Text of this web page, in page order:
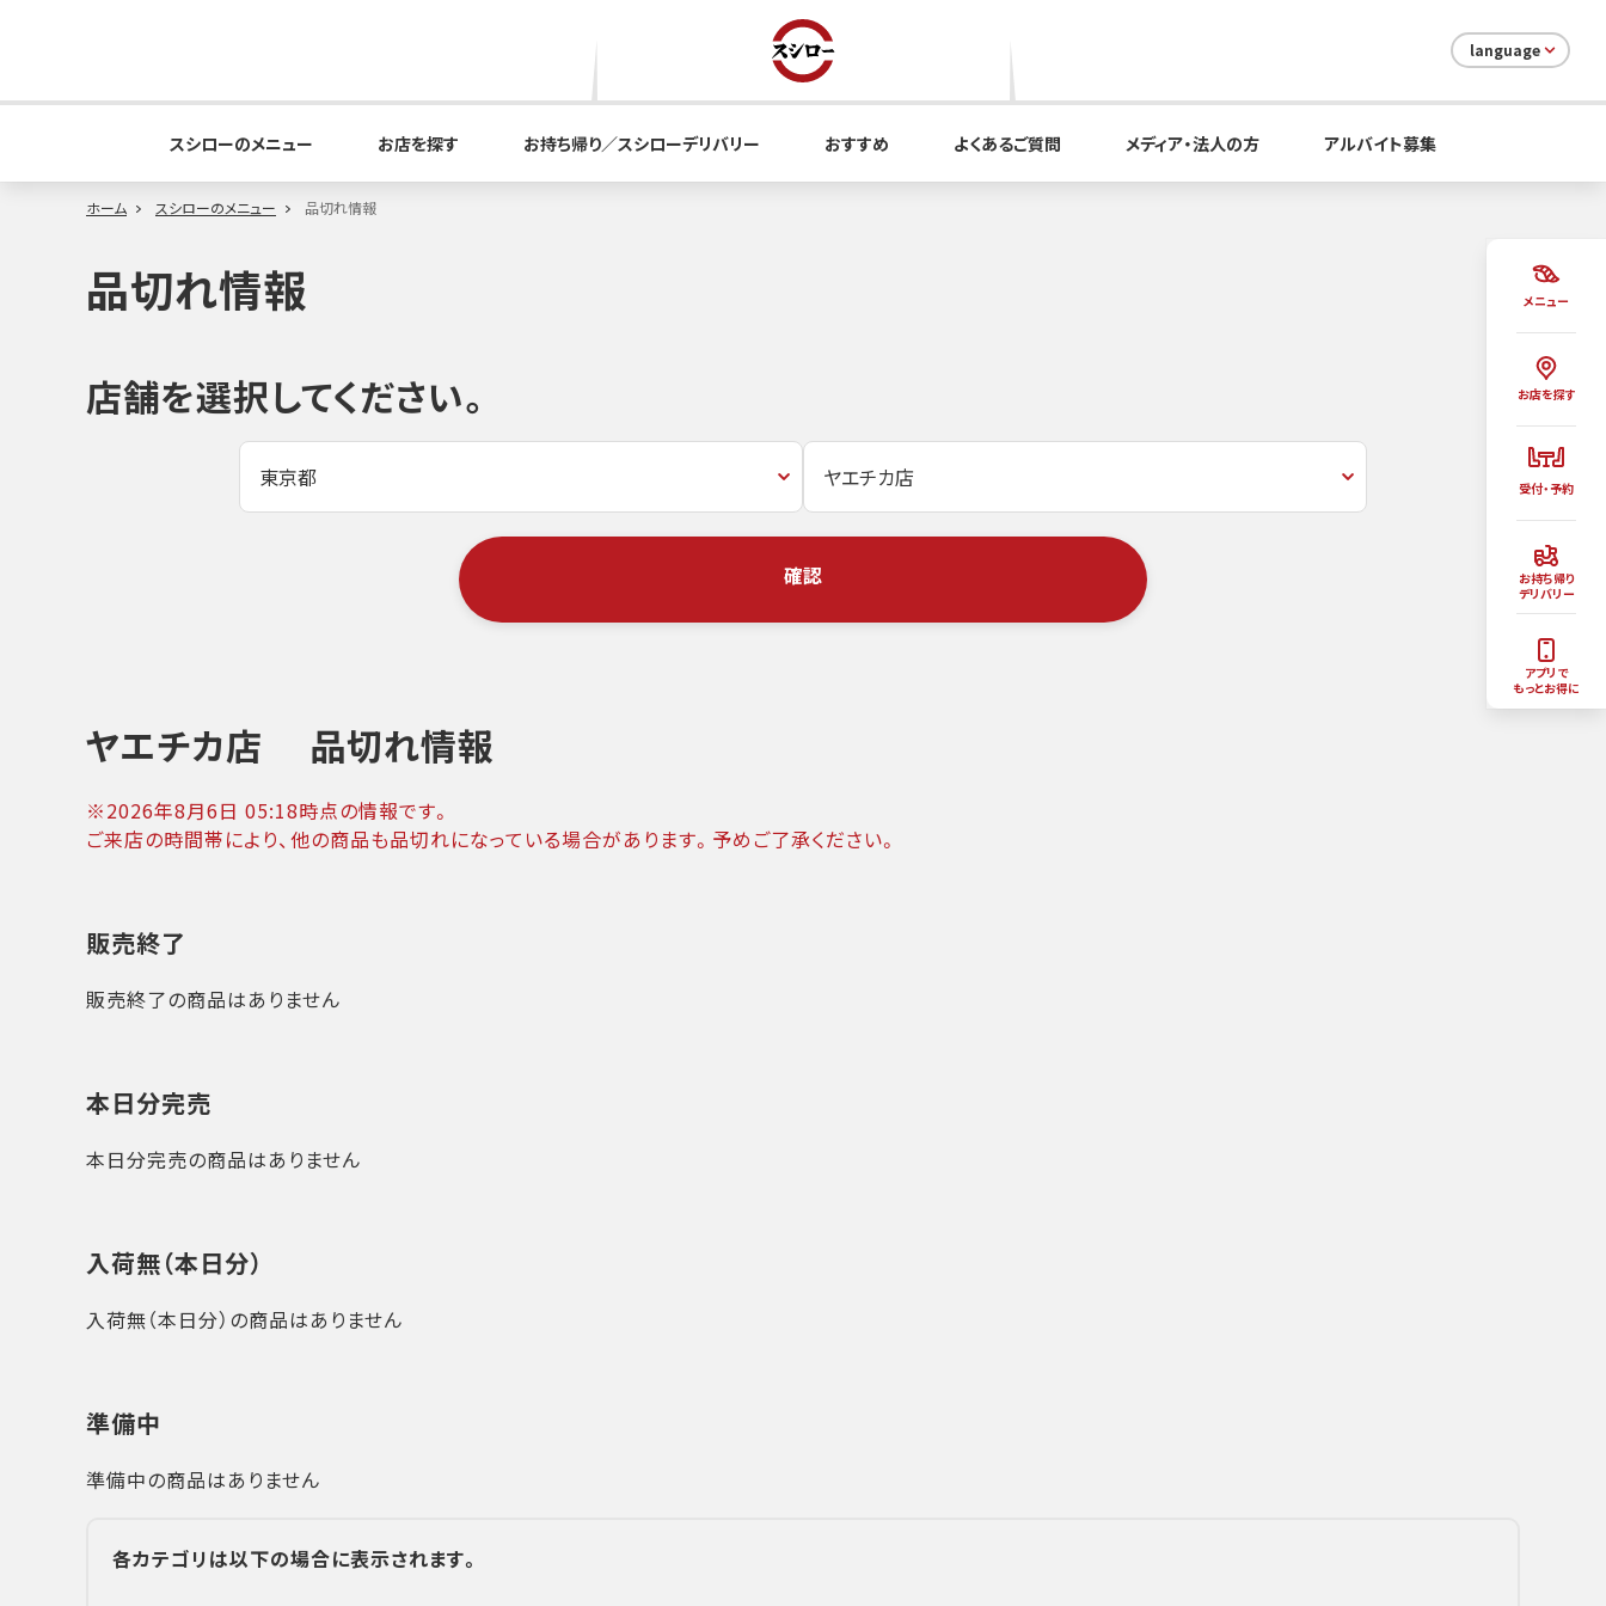
メニュー
お店を探す
受付・予約
お持ち帰り
デリバリー
アプリで
もっとお得に
language
スシローのメニュー お店を探す お持ち帰り／スシローデリバリー おすすめ よくあるご質問 メディア・法人の方 アルバイト募集
ホーム スシローのメニュー 品切れ情報
品切れ情報
店舗を選択してください。
確認
ヤエチカ店 品切れ情報
※2026年8月6日 05:18時点の情報です。
ご来店の時間帯により、他の商品も品切れになっている場合があります。予めご了承ください。
販売終了
販売終了の商品はありません
本日分完売
本日分完売の商品はありません
入荷無（本日分）
入荷無（本日分）の商品はありません
準備中
準備中の商品はありません
各カテゴリは以下の場合に表示されます。